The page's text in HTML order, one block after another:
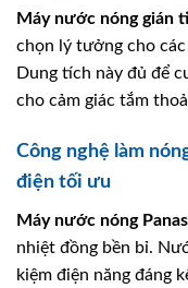
Máy nước nóng gián
chọn lý tưởng cho
Dung tích này đủ để
cho cảm giác tắm
Công nghệ làm
điện tối ưu
Máy nước nóng
nhiệt đồng bền bỉ.
kiệm điện năng đáng